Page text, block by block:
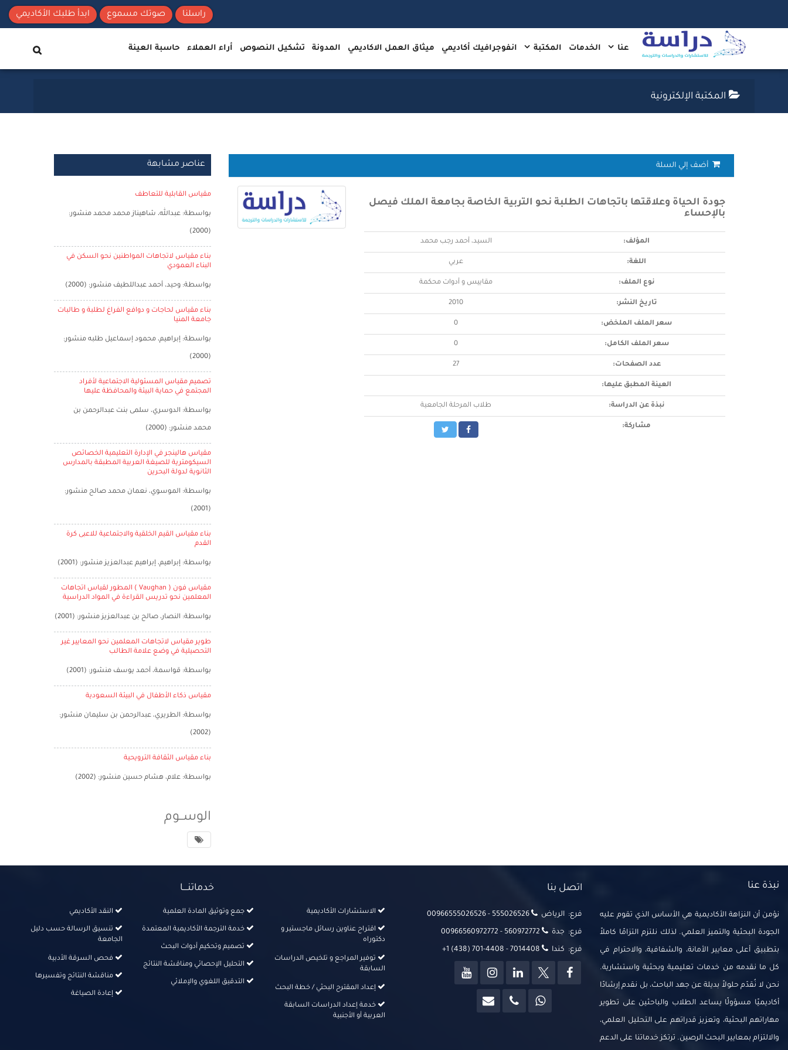
ابدأ طلبك الأكاديمي صوتك مسموع راسلنا
عنا الخدمات المكتبة انفوجرافيك أكاديمي ميثاق العمل الاكاديمي المدونة تشكيل النصوص أراء العملاء حاسبة العينة
المكتبة الإلكترونية
أضف إلي السلة
جودة الحياة وعلاقتها باتجاهات الطلبة نحو التربية الخاصة بجامعة الملك فيصل
بالإحساء
المؤلف: السيد، أحمد رجب محمد
اللغة: عربي
نوع الملف: مقاييس و أدوات محكمة
تاريخ النشر: 2010
سعر الملف الملخض: 0
سعر الملف الكامل: 0
عدد الصفحات: 27
العينة المطبق عليها:
نبذة عن الدراسة: طلاب المرحلة الجامعية
مشاركة:
عناصر مشابهة
مقياس القابلية للتعاطف
بواسطة: عبدالله، شاهيناز محمد محمد منشور:
(2000)
بناء مقياس لاتجاهات المواطنين نحو السكن في
البناء العمودي
بواسطة: وحيد، أحمد عبداللطيف منشور: (2000)
بناء مقياس لحاجات و دوافع الفراغ لطلبة و طالبات
جامعة المنيا
بواسطة: إبراهيم، محمود إسماعيل طلبه منشور:
(2000)
تصميم مقياس المسئولية الاجتماعية لأفراد
المجتمع في حماية البيئة والمحافظة عليها
بواسطة: الدوسري، سلمى بنت عبدالرحمن بن
محمد منشور: (2000)
مقياس هالينجر في الإدارة التعليمية الخصائص
السيكومترية للصيغة العربية المطبقة بالمدارس
الثانوية لدولة البحرين
بواسطة: الموسوي، نعمان محمد صالح منشور:
(2001)
بناء مقياس القيم الخلقية والاجتماعية للاعبى كرة
القدم
بواسطة: إبراهيم، إبراهيم عبدالعزيز منشور: (2001)
مقياس فون ( Vaughan ) المطور لقياس اتجاهات
المعلمين نحو تدريس القراءة في المواد الدراسية
بواسطة: النصار، صالح بن عبدالعزيز منشور: (2001)
طوير مقياس لاتجاهات المعلمين نحو المعايير غير
التحصيلية في وضع علامة الطالب
بواسطة: قواسمة، أحمد يوسف منشور: (2001)
مقياس ذكاء الأطفال في البيئة السعودية
بواسطة: الطريري، عبدالرحمن بن سليمان منشور:
(2002)
بناء مقياس الثقافة الترويحية
بواسطة: علام، هشام حسين منشور: (2002)
الوســوم
نبذة عنا
نؤمن أن النزاهة الأكاديمية هي الأساس الذي تقوم عليه
الجودة البحثية والتميز العلمي. لذلك نلتزم التزامًا كاملاً
بتطبيق أعلى معايير الأمانة، والشفافية، والاحترام في
كل ما نقدمه من خدمات تعليمية وبحثية واستشارية.
نحن لا نُقدّم حلولاً بديلة عن جهد الباحث، بل نقدم إرشادًا
أكاديميًا مسؤولًا يساعد الطلاب والباحثين على تطوير
مهاراتهم البحثية، وتعزيز قدراتهم على التحليل العلمي،
والالتزام بمعايير البحث الرصين. ترتكز خدماتنا على الدعم
اتصل بنا
فرع: الرياض 00966555026526‬‬ - 555026526‬‬
فرع: جدة 00966560972772 - 560972772
فرع: كندا +1 (438) 701-4408 - 7014408
خدماتنــــا
الاستشارات الأكاديمية
اقتراح عناوين رسائل ماجستير و
دكتوراه
توفير المراجع و تلخيص الدراسات
السابقة
إعداد المقترح البحثي / خطة البحث
خدمة إعداد الدراسات السابقة
العربية أو الأجنبية
جمع وتوثيق المادة العلمية
خدمة الترجمة الأكاديمية المعتمدة
تصميم وتحكيم أدوات البحث
التحليل الإحصائي ومناقشة النتائج
التدقيق اللغوي والإملائي
النقد الأكاديمي
تنسيق الرسالة حسب دليل
الجامعة
فحص السرقة الأدبية
مناقشة النتائج وتفسيرها
إعادة الصياغة